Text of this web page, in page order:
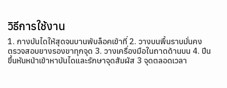
วิธีการใช้งาน
1. กางบันไดให้สุดจนบานพับล็อคเข้าที่ 2. วางบนพื้นราบมั่นคง
ตรวจสอบยางรองขาทุกจุด 3. วางเครื่องมือในถาดด้านบน 4. ปีน
ขึ้นหันหน้าเข้าหาบันไดและรักษาจุดสัมผัส 3 จุดตลอดเวลา